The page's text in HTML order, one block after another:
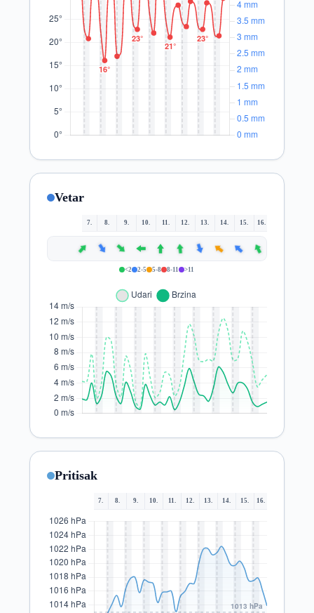
Vetar
7. 8. 9. 10. 11. 12. 13. 14. 15. 16.
Pritisak
7. 8. 9. 10. 11. 12. 13. 14. 15. 16.